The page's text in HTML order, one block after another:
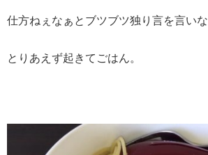
仕方ねぇなぁとブツブツ独り言を言い
とりあえず起きてごはん。